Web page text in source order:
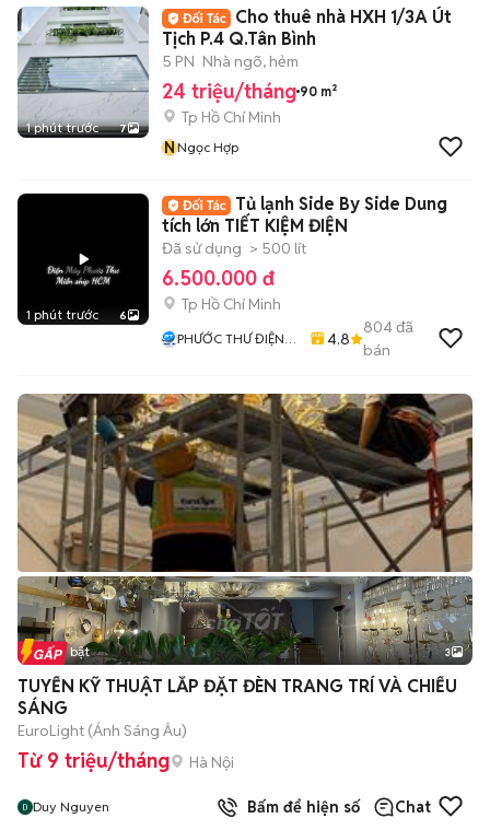
1 phút trước 7
Cho thuê nhà HXH 1/3A Út
Tịch P.4 Q.Tân Bình
5 PN Nhà ngõ, hẻm
24 triệu/tháng 90 m²
Tp Hồ Chí Minh
NNgọc Hợp
1 phút trước 6
Tủ lạnh Side By Side Dung
tích lớn TIẾT KIỆM ĐIỆN
Đã sử dụng > 500 lít
6.500.000 đ
Tp Hồ Chí Minh
PHƯỚC THƯ ĐIỆN
4.8
804đã
bán
Tin nổi bật 3
TUYỂN KỸ THUẬT LẮP ĐẶT ĐÈN TRANG TRÍ VÀ CHIẾU
SÁNG
EuroLight (Ánh Sáng Âu)
Từ 9 triệu/tháng Hà Nội
Duy Nguyen Bấm để hiện số Chat